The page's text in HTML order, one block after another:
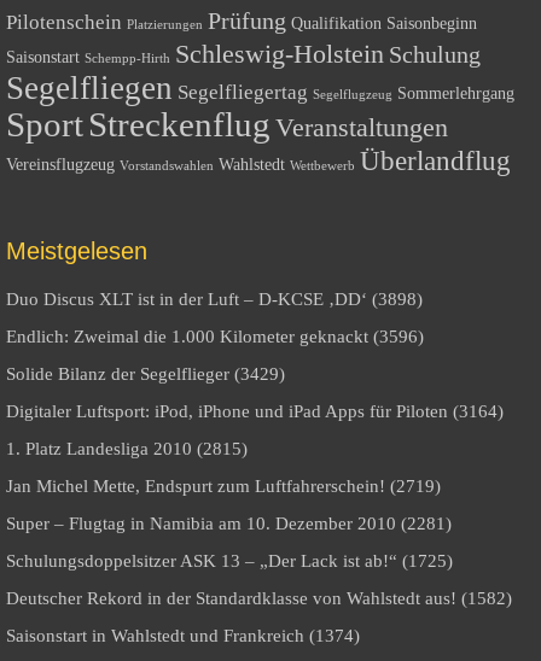
Pilotenschein Platzierungen Prüfung Qualifikation Saisonbeginn
Saisonstart Schempp-Hirth Schleswig-Holstein Schulung
Segelfliegen Segelfliegertag Segelflugzeug Sommerlehrgang
SportStreckenflug Veranstaltungen
Vereinsflugzeug Vorstandswahlen Wahlstedt Wettbewerb Überlandflug
Meistgelesen
Duo Discus XLT ist in der Luft – D-KCSE ‚DD‘ (3898)
Endlich: Zweimal die 1.000 Kilometer geknackt (3596)
Solide Bilanz der Segelflieger (3429)
Digitaler Luftsport: iPod, iPhone und iPad Apps für Piloten (3164)
1. Platz Landesliga 2010 (2815)
Jan Michel Mette, Endspurt zum Luftfahrerschein! (2719)
Super – Flugtag in Namibia am 10. Dezember 2010 (2281)
Schulungsdoppelsitzer ASK 13 – „Der Lack ist ab!“ (1725)
Deutscher Rekord in der Standardklasse von Wahlstedt aus! (1582)
Saisonstart in Wahlstedt und Frankreich (1374)